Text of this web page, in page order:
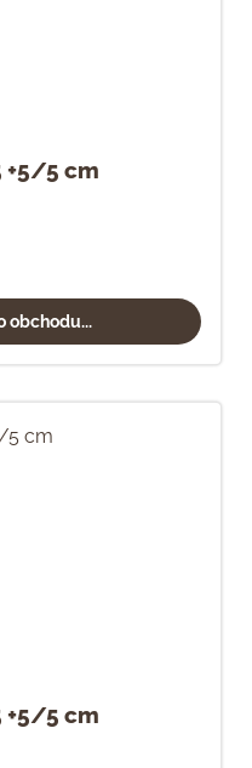
+5/5 cm
obchodu...
+5/5 cm